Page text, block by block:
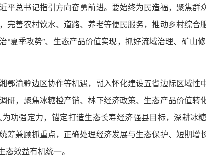
平总书记指引方向奋勇前进。要始终为民造福，聚焦群
善农村饮水、道路、养老等便民服务，推动乡村综合
夏季攻势”、生态产品价值实现，抓好流域治理、矿山
鄂渝黔边区协作等机遇，融入怀化建设五省边际区域性
研，聚焦冰糖橙产销、林下经济政策、生态产品价值转
功强定力，锚定打造生态长寿经济强县目标，深耕冰
兼顾抓重点，正确处理经济发展与生态保护、短期增
效益有机统一。